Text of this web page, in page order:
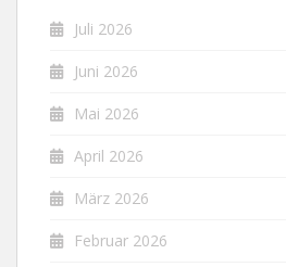
Juli 2026
Juni 2026
Mai 2026
April 2026
März 2026
Februar 2026